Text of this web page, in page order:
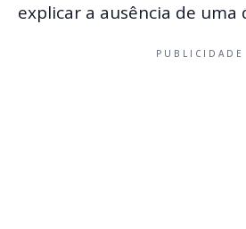
explicar a ausência de uma
PUBLICIDADE